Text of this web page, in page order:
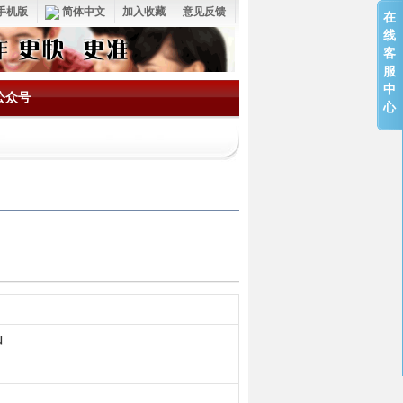
意见反馈
加入收藏
简体中文
机版
众号
在
线
客
服
中
心